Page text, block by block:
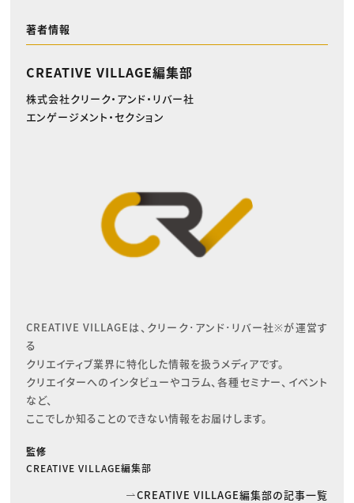
著者情報
CREATIVE VILLAGE編集部
株式会社クリーク・アンド・リバー社
エンゲージメント・セクション
CREATIVE VILLAGEは、クリーク･アンド･リバー社※が運営す
る
クリエイティブ業界に特化した情報を扱うメディアです。
クリエイターへのインタビューやコラム、各種セミナー、イベント
など、
ここでしか知ることのできない情報をお届けします。
監修
CREATIVE VILLAGE編集部
CREATIVE VILLAGE編集部の記事一覧